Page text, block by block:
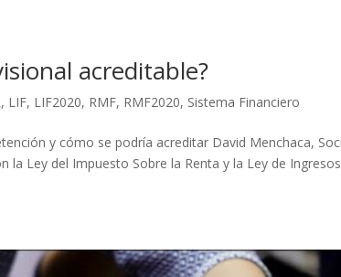
acreditable?
, LIF, LIF2020, RMF, RMF2020, Sistema Financiero
y cómo se podría acreditar David Menchaca,
la Ley del Impuesto Sobre la Renta y la Ley de